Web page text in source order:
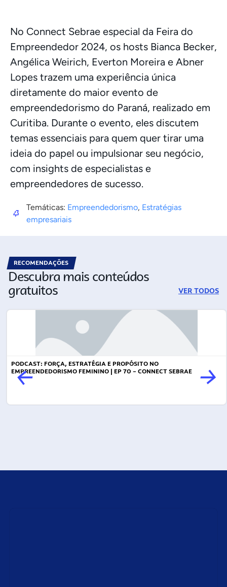
No Connect Sebrae especial da Feira do
Empreendedor 2024, os hosts Bianca Becker,
Angélica Weirich, Everton Moreira e Abner
Lopes trazem uma experiência única
diretamente do maior evento de
empreendedorismo do Paraná, realizado em
Curitiba. Durante o evento, eles discutem
temas essenciais para quem quer tirar uma
ideia do papel ou impulsionar seu negócio,
com insights de especialistas e
empreendedores de sucesso.
Temáticas: Empreendedorismo, Estratégias
empresariais
RECOMENDAÇÕES
Descubra mais conteúdos
gratuitos VER TODOS
PODCAST: FORÇA, ESTRATÉGIA E PROPÓSITO NO
EMPREENDEDORISMO FEMININO | EP 70 – CONNECT SEBRAE